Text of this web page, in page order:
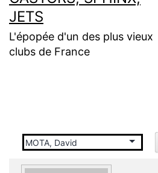
JETS
L'épopée d'un des plus vieux
clubs de France